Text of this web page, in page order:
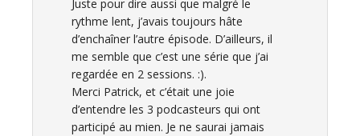
Juste pour dire aussi que malgré le
rythme lent, j’avais toujours hâte
d’enchaîner l’autre épisode. D’ailleurs, il
me semble que c’est une série que j’ai
regardée en 2 sessions. :).
Merci Patrick, et c’était une joie
d’entendre les 3 podcasteurs qui ont
participé au mien. Je ne saurai jamais